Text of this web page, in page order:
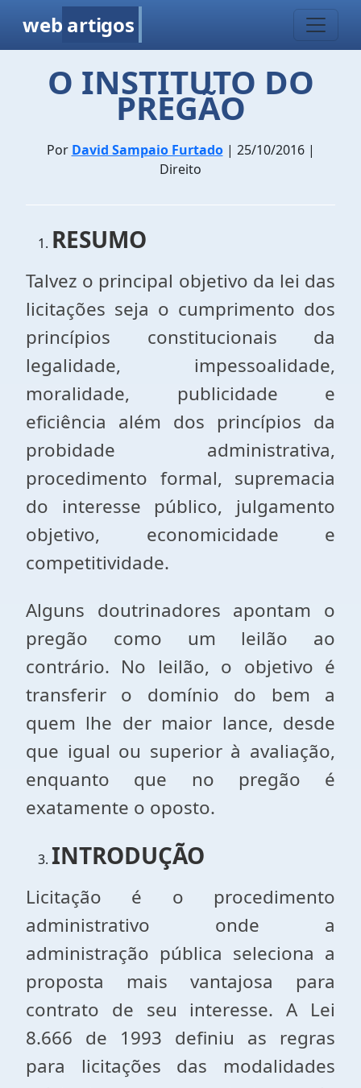
web artigos
O INSTITUTO DO
PREGÃO
Por David Sampaio Furtado| 25/10/2016 |
Direito
RESUMO
Talvez o principal objetivo da lei das
licitações seja o cumprimento dos
princípios constitucionais da
legalidade, impessoalidade,
moralidade, publicidade e
eficiência além dos princípios da
probidade administrativa,
procedimento formal, supremacia
do interesse público, julgamento
objetivo, economicidade e
competitividade.
Alguns doutrinadores apontam o
pregão como um leilão ao
contrário. No leilão, o objetivo é
transferir o domínio do bem a
quem lhe der maior lance, desde
que igual ou superior à avaliação,
enquanto que no pregão é
exatamente o oposto.
INTRODUÇÃO
Licitação é o procedimento
administrativo onde a
administração pública seleciona a
proposta mais vantajosa para
contrato de seu interesse. A Lei
8.666 de 1993 definiu as regras
para licitações das modalidades